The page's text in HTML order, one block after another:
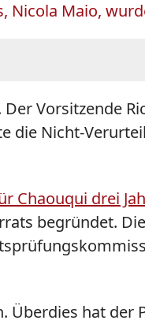
Nicola Maio,
Vorsitzende
die Nicht-
Chaouqui drei
begründet.
Überdies hat der